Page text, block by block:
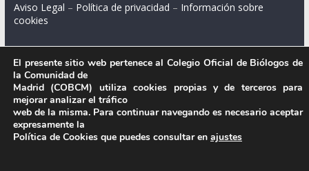
Aviso Legal – Política de privacidad – Información sobre
cookies
Colegio Oficial de Biólogos de la Comunidad de Madrid.
C/ Santa Engracia 108, 2º int.izq. 28003 Madrid.
El presente sitio web pertenece al Colegio Oficial de Biólogos de
la Comunidad de
Madrid (COBCM) utiliza cookies propias y de terceros para
mejorar analizar el tráfico
web de la misma. Para continuar navegando es necesario aceptar
expresamente la
Política de Cookies que puedes consultar en ajustes